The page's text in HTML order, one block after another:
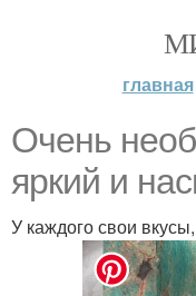
главная
Очень
яркий и
У каждого свои